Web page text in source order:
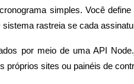
simples. Você
rastreia se cada
por meio de uma API
próprios sites ou painéis de